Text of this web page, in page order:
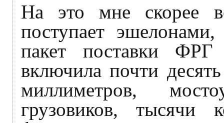
На это мне скорее
поступает
пакет поставки
включила почти
миллиметров,
грузовиков, тысячи